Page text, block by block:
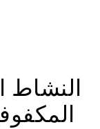
النشاط